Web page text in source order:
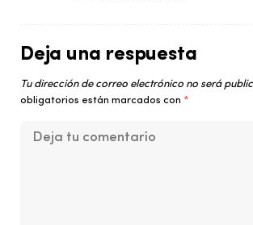
Deja una respuesta
Tu dirección de correo electrónico no será
obligatorios están marcados con *